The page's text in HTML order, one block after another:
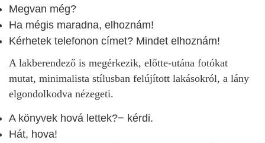
Megvan még?
Ha mégis maradna, elhoznám!
Kérhetek telefonon címet? Mindet elhoznám!
A lakberendező is megérkezik, előtte-utána fotókat
mutat, minimalista stílusban felújított lakásokról, a lány
elgondolkodva nézegeti.
A könyvek hová lettek?− kérdi.
Hát, hova!